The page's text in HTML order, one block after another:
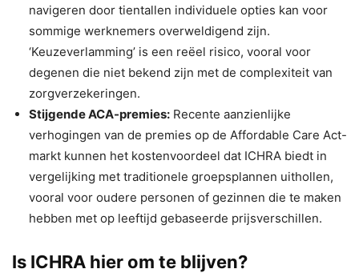
navigeren door tientallen individuele opties kan voor
sommige werknemers overweldigend zijn.
‘Keuzeverlamming’ is een reëel risico, vooral voor
degenen die niet bekend zijn met de complexiteit van
zorgverzekeringen.
Stijgende ACA-premies: Recente aanzienlijke
verhogingen van de premies op de Affordable Care Act-
markt kunnen het kostenvoordeel dat ICHRA biedt in
vergelijking met traditionele groepsplannen uithollen,
vooral voor oudere personen of gezinnen die te maken
hebben met op leeftijd gebaseerde prijsverschillen.
Is ICHRA hier om te blijven?